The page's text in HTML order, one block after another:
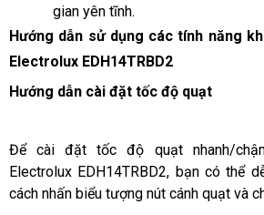
gian yên tĩnh.
Hướng dẫn sử dụng các tính năng
Electrolux EDH14TRBD2
Hướng dẫn cài đặt tốc độ quạt
Để cài đặt tốc độ quạt nhanh/
Electrolux EDH14TRBD2, bạn có thể
cách nhấn biểu tượng nút cánh quạt và